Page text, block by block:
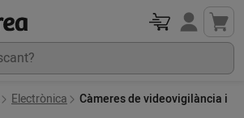
Electrònica
Càmeres de videovigilància i